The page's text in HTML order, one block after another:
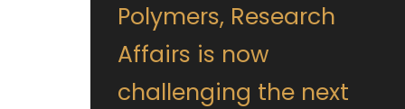
Polymers, Research
Affairs is now
challenging the next